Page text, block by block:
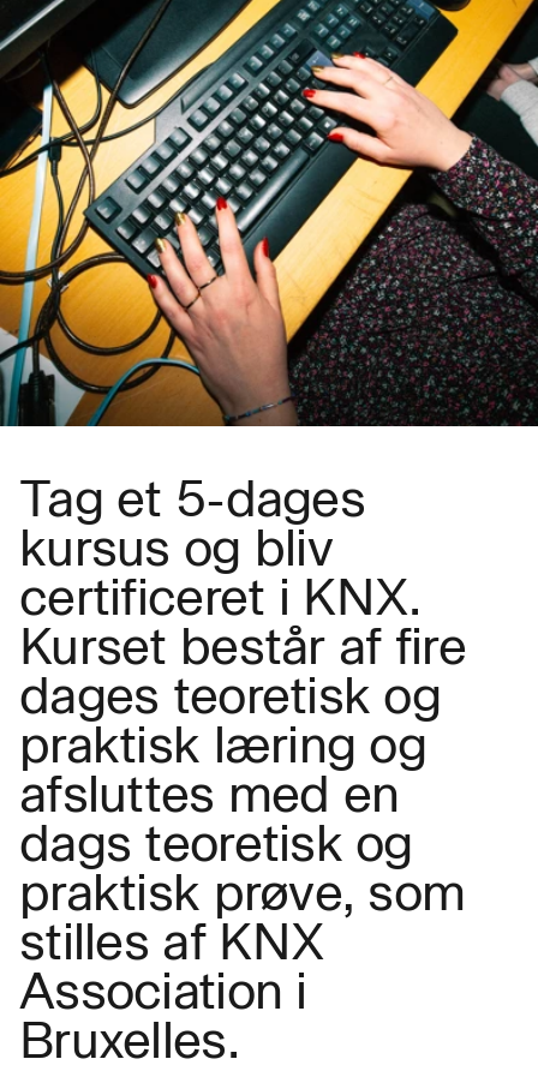
Tag et 5-dages
kursus og bliv
certificeret i KNX.
Kurset består af fire
dages teoretisk og
praktisk læring og
afsluttes med en
dags teoretisk og
praktisk prøve, som
stilles af KNX
Association i
Bruxelles.